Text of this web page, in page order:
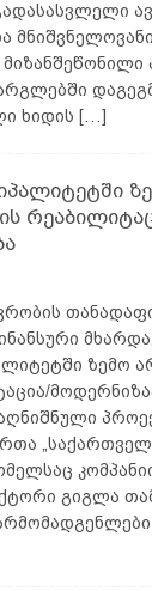
ხიდის […]
ზემო
გიგლა